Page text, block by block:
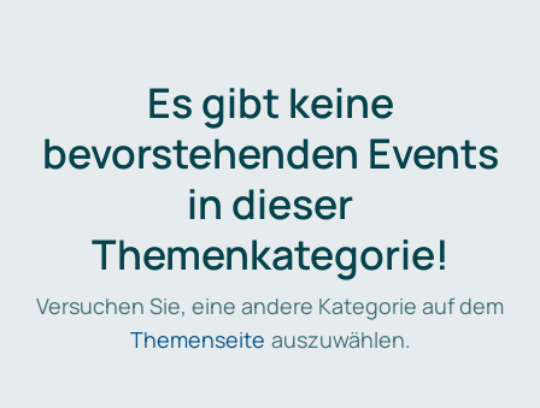
Es gibt keine
bevorstehenden Events
in dieser
Themenkategorie!
Versuchen Sie, eine andere Kategorie auf dem
Themenseite auszuwählen.